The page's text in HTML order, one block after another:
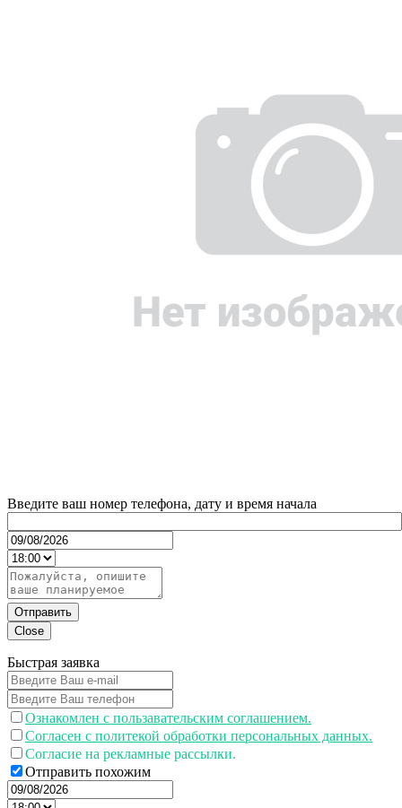
Введите ваш номер телефона, дату и время начала
Отправить
Close
Быстрая заявка
Ознакомлен с пользавательским соглашением.
Согласен с политекой обработки персональных данных.
Согласие на рекламные рассылки.
Отправить похожим